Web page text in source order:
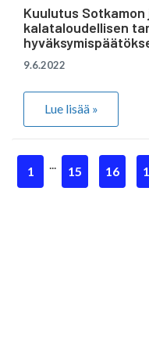
Kuulutus
kalataloudellisen
9.6.2022
Lue lisää »
1 15 16